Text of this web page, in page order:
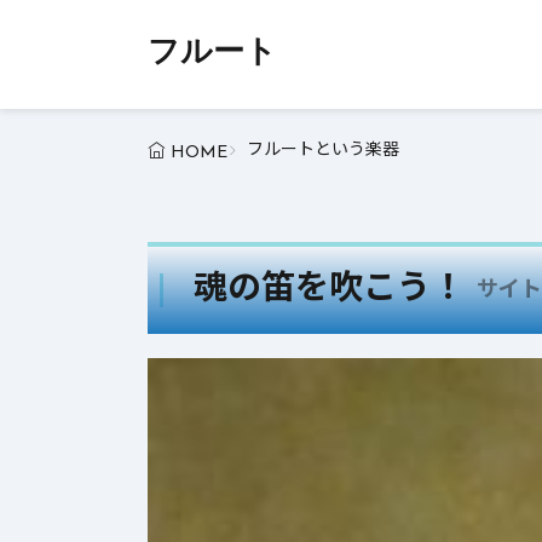
フルート
HOME フルートという楽器
魂の笛を吹こう！ サイ